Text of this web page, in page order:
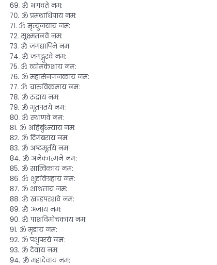
69. ॐ भगवते नम:
70. ॐ प्रमथाधिपाय नम:
71. ॐ मृत्युंजयाय नम:
72. सूक्ष्मतनवे नम:
73. ॐ जगद्यापिने नम:
74. ॐ जगद्गुरवे नम:
75. ॐ व्योमकेशाय नम:
76. ॐ महासेनजनकाय नम:
77. ॐ चारुविक्रमाय नम:
78. ॐ रुद्राय नम:
79. ॐ भूतपतये नम:
80. ॐ स्थाणवे नम:
81. ॐ अहिर्बुध्न्याय नम:
82. ॐ दिगंबराय नम:
83. ॐ अष्टमूर्तये नम:
84. ॐ अनेकात्मने नम:
85. ॐ सात्विकाय नम:
86. ॐ शुद्दविग्रहाय नम:
87. ॐ शाश्वताय नम:
88. ॐ खण्डपरशवे नम:
89. ॐ अजाय नम:
90. ॐ पाशविमोचकाय नम:
91. ॐ मृडाय नम:
92. ॐ पशुपरये नम:
93. ॐ देवाय नम:
94. ॐ महादेवाय नम: